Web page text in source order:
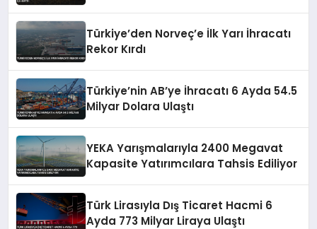
Türkiye’den Norveç’e İlk Yarı İhracatı
Rekor Kırdı
Türkiye’nin AB’ye İhracatı 6 Ayda 54.5
Milyar Dolara Ulaştı
YEKA Yarışmalarıyla 2400 Megavat
Kapasite Yatırımcılara Tahsis Ediliyor
Türk Lirasıyla Dış Ticaret Hacmi 6
Ayda 773 Milyar Liraya Ulaştı